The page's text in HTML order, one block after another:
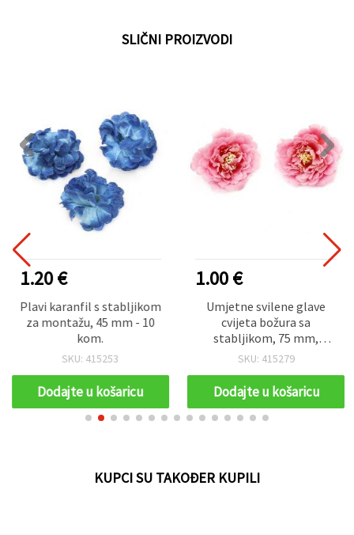
SLIČNI PROIZVODI
1.20 €
Plavi karanfil s stabljikom
za montažu, 45 mm - 10
kom.
SKU: 415253
Dodajte u košaricu
1.00 €
Umjetne svilene glave
cvijeta božura sa
stabljikom, 75 mm,
svijetlo roza - set od 5
SKU: 415279
Dodajte u košaricu
KUPCI SU TAKOĐER KUPILI